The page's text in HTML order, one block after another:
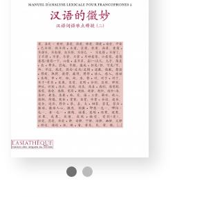
NOUVEAUTÉS / À PARAÎTRE
ESPACE PRO LIBRAIRES